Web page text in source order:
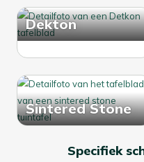
Dekton
Sintered Stone
Specifiek